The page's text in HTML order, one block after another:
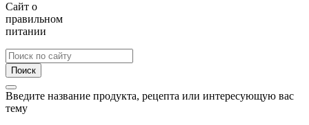
Сайт о
правильном
питании
Поиск
Введите название продукта, рецепта или интересующую вас
тему